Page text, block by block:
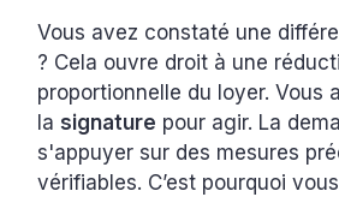
Vous avez constaté une
? Cela ouvre droit à une
proportionnelle du loyer. Vous
lasignature pour agir. La
s'appuyer sur des mesures
vérifiables. C’est pourquoi